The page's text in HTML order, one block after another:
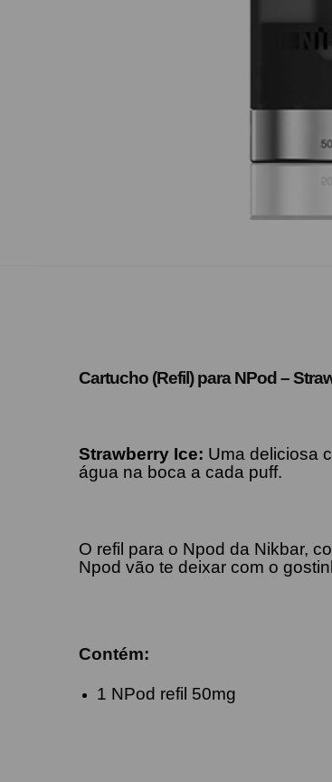
Cartucho (Refil) para NPod –
Strawberry Ice: Uma deliciosa
água na boca a cada puff.
O refil para o Npod da Nikbar,
Npod vão te deixar com o
Contém:
1 NPod refil 50mg